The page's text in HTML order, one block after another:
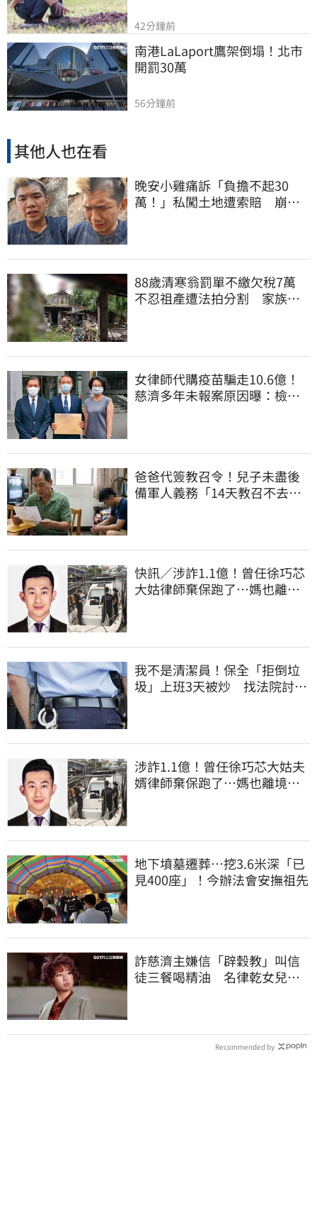
42分鐘前
南港LaLaport鷹架倒塌！北市
開罰30萬
56分鐘前
其他人也在看
晚安小雞痛訴「負擔不起30
萬！」私闖土地遭索賠 崩
88歲清寒翁罰單不繳欠稅7萬
不忍祖產遭法拍分割 家族按
女律師代購疫苗騙走10.6億！
慈濟多年未報案原因曝：檢警
爸爸代簽教召令！兒子未盡後
備軍人義務「14天教召不去」
快訊／涉詐1.1億！曾任徐巧芯
大姑律師棄保跑了…媽也離
我不是清潔員！保全「拒倒垃
圾」上班3天被炒 找法院討公
涉詐1.1億！曾任徐巧芯大姑夫
婿律師棄保跑了…媽也離境
地下墳墓遷葬…挖3.6米深「已
見400座」！今辦法會安撫祖先
詐慈濟主嫌信「辟穀教」叫信
徒三餐喝精油 名律乾女兒卻
Recommended by